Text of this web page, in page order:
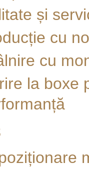
și
cu
cu
la boxe